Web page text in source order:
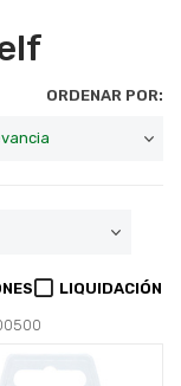
ORDENAR POR:
LIQUIDACIÓN